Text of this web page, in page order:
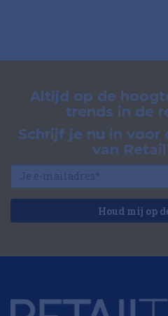
Altijd op de
trends in de
Schrijf je nu in voor
van
Houd mij op